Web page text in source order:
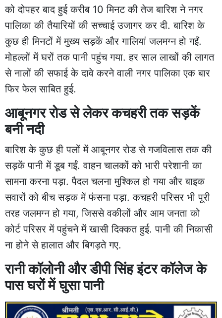
को दोपहर बाद हुई करीब 10 मिनट की तेज बारिश ने नगर
पालिका की तैयारियों की सच्चाई उजागर कर दी. बारिश के
कुछ ही मिनटों में मुख्य सड़कें और गालियां जलमग्न हो गईं.
मोहल्लों में घरों तक पानी पहुंच गया. हर साल लाखों की लागत
से नालों की सफाई के दावे करने वाली नगर पालिका एक बार
फिर फेल साबित हुई.
आबूनगर रोड से लेकर कचहरी तक सड़कें
बनी नदी
बारिश के कुछ ही पलों में आबूनगर रोड से गजविलास तक की
सड़कें पानी में डूब गईं. वाहन चालकों को भारी परेशानी का
सामना करना पड़ा. पैदल चलना मुश्किल हो गया और बाइक
सवारों को बीच सड़क में फंसना पड़ा. कचहरी परिसर भी पूरी
तरह जलमग्न हो गया, जिससे वकीलों और आम जनता को
कोर्ट परिसर में पहुंचने में खासी दिक्कत हुई. पानी की निकासी
ना होने से हालात और बिगड़ते गए.
रानी कॉलोनी और डीपी सिंह इंटर कॉलेज के
पास घरों में घुसा पानी